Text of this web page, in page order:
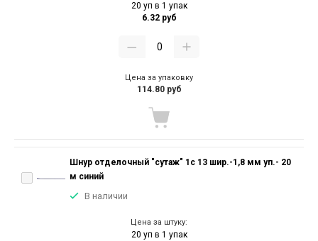
20 уп в 1 упак
6.32 руб
Цена за упаковку
114.80 руб
Шнур отделочный "сутаж" 1с 13 шир.-1,8 мм уп.- 20
м синий
В наличии
Цена за штуку:
20 уп в 1 упак